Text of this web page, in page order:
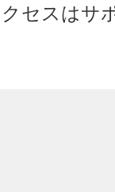
セスはサ